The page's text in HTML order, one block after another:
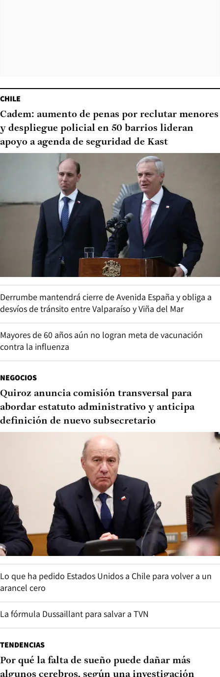
CHILE
Cadem: aumento de penas por reclutar menores
y despliegue policial en 50 barrios lideran
apoyo a agenda de seguridad de Kast
Derrumbe mantendrá cierre de Avenida España y obliga a
desvíos de tránsito entre Valparaíso y Viña del Mar
Mayores de 60 años aún no logran meta de vacunación
contra la influenza
NEGOCIOS
Quiroz anuncia comisión transversal para
abordar estatuto administrativo y anticipa
definición de nuevo subsecretario
Lo que ha pedido Estados Unidos a Chile para volver a un
arancel cero
La fórmula Dussaillant para salvar a TVN
TENDENCIAS
Por qué la falta de sueño puede dañar más
algunos cerebros, según una investigación